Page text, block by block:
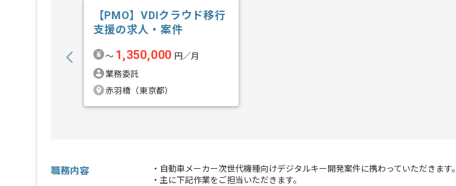
【PMO】VDIクラウド移行
支援の求人・案件
〜 1,350,000 円／月
業務委託
赤羽橋（東京都）
職務内容
・自動車メーカー次世代機種向けデジタルキー開発案件に携わっていただきます。
・主に下記作業をご担当いただきます。